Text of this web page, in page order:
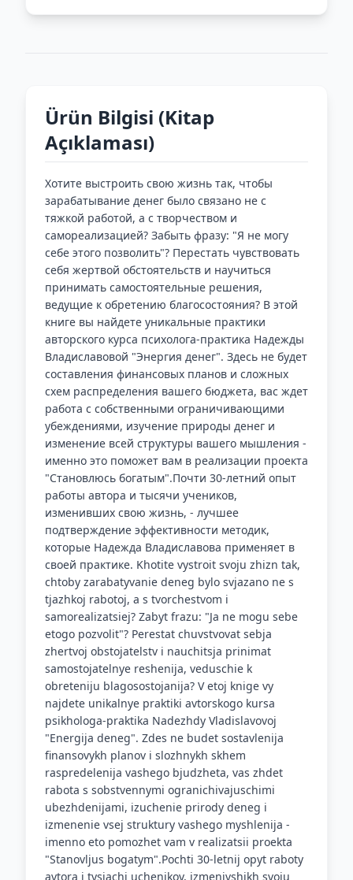
Ürün Bilgisi (Kitap
Açıklaması)
Хотите выстроить свою жизнь так, чтобы
зарабатывание денег было связано не с
тяжкой работой, а с творчеством и
самореализацией? Забыть фразу: "Я не могу
себе этого позволить"? Перестать чувствовать
себя жертвой обстоятельств и научиться
принимать самостоятельные решения,
ведущие к обретению благосостояния? В этой
книге вы найдете уникальные практики
авторского курса психолога-практика Надежды
Владиславовой "Энергия денег". Здесь не будет
составления финансовых планов и сложных
схем распределения вашего бюджета, вас ждет
работа с собственными ограничивающими
убеждениями, изучение природы денег и
изменение всей структуры вашего мышления -
именно это поможет вам в реализации проекта
"Становлюсь богатым".Почти 30-летний опыт
работы автора и тысячи учеников,
изменивших свою жизнь, - лучшее
подтверждение эффективности методик,
которые Надежда Владиславова применяет в
своей практике. Khotite vystroit svoju zhizn tak,
chtoby zarabatyvanie deneg bylo svjazano ne s
tjazhkoj rabotoj, a s tvorchestvom i
samorealizatsiej? Zabyt frazu: "Ja ne mogu sebe
etogo pozvolit"? Perestat chuvstvovat sebja
zhertvoj obstojatelstv i nauchitsja prinimat
samostojatelnye reshenija, veduschie k
obreteniju blagosostojanija? V etoj knige vy
najdete unikalnye praktiki avtorskogo kursa
psikhologa-praktika Nadezhdy Vladislavovoj
"Energija deneg". Zdes ne budet sostavlenija
finansovykh planov i slozhnykh skhem
raspredelenija vashego bjudzheta, vas zhdet
rabota s sobstvennymi ogranichivajuschimi
ubezhdenijami, izuchenie prirody deneg i
izmenenie vsej struktury vashego myshlenija -
imenno eto pomozhet vam v realizatsii proekta
"Stanovljus bogatym".Pochti 30-letnij opyt raboty
avtora i tysjachi uchenikov, izmenivshikh svoju